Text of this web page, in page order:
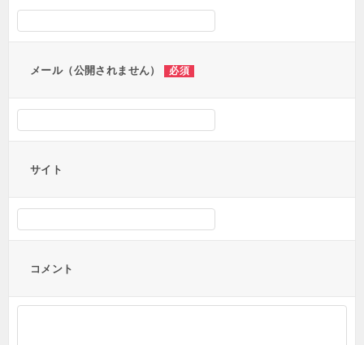
メール（公開されません） 必須
サイト
コメント